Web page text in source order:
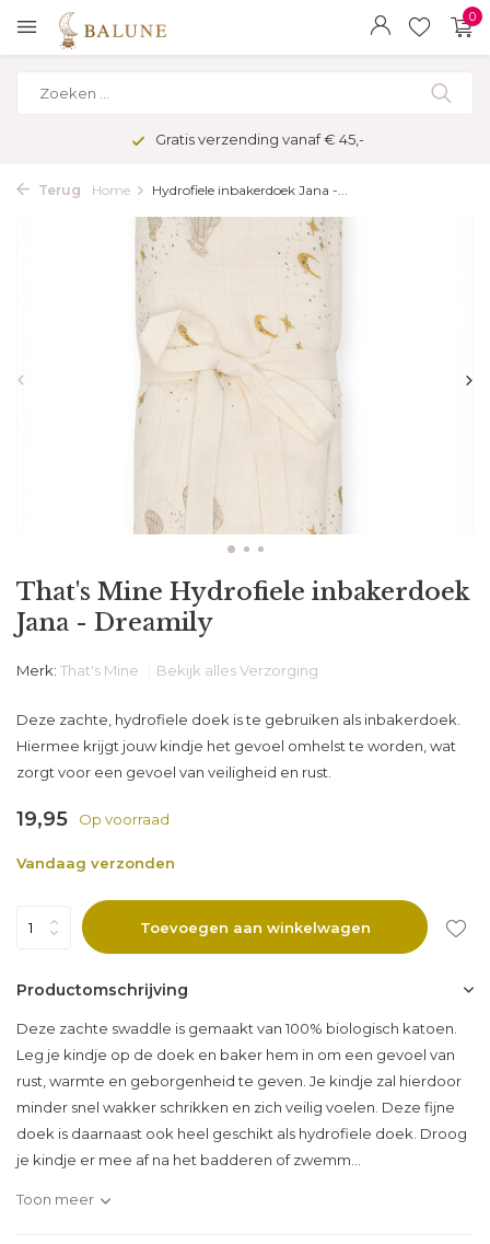
0
Gratis verzending vanaf € 45,-
Terug Home Hydrofiele inbakerdoek Jana -...
That's Mine Hydrofiele inbakerdoek
Jana - Dreamily
Merk: That's Mine Bekijk alles Verzorging
Deze zachte, hydrofiele doek is te gebruiken als inbakerdoek.
Hiermee krijgt jouw kindje het gevoel omhelst te worden, wat
zorgt voor een gevoel van veiligheid en rust.
19,95 Op voorraad
Vandaag verzonden
Toevoegen aan winkelwagen
Productomschrijving
Deze zachte swaddle is gemaakt van 100% biologisch katoen.
Leg je kindje op de doek en baker hem in om een gevoel van
rust, warmte en geborgenheid te geven. Je kindje zal hierdoor
minder snel wakker schrikken en zich veilig voelen. Deze fijne
doek is daarnaast ook heel geschikt als hydrofiele doek. Droog
je kindje er mee af na het badderen of zwemm...
Toon meer